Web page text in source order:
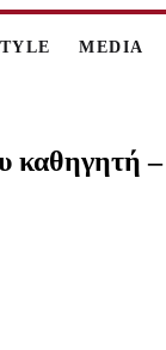
MEDIA
καθηγητή –